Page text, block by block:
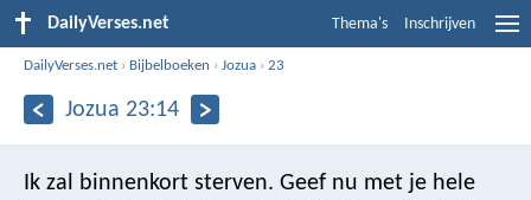
DailyVerses.net Thema's Inschrijven
DailyVerses.net › Bijbelboeken ›Jozua ›23
Jozua 23:14
Ik zal binnenkort sterven. Geef nu met je hele